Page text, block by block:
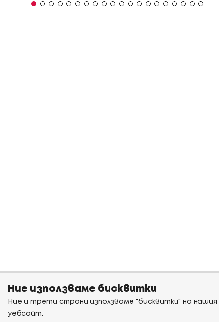
Ние използваме бисквитки
Ние и трети страни използваме "бисквитки" на нашия
уебсайт.